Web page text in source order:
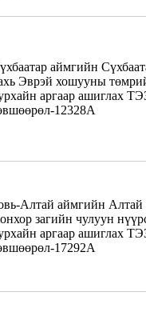
аймгийн
Эврэй хошууны
аргаар ашиглах
12328А
Алтай аймгийн Алтай
загийн чулуун
аргаар ашиглах
17292А